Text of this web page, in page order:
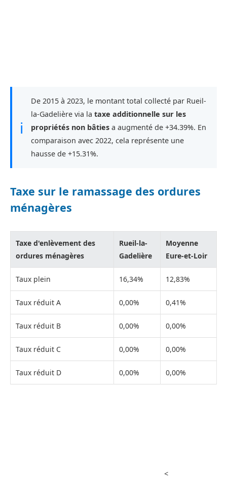
ℹ
De 2015 à 2023, le montant total collecté par Rueil-
la-Gadelière via la taxe additionnelle sur les
propriétés non bâties a augmenté de +34.39%. En
comparaison avec 2022, cela représente une
hausse de +15.31%.
Taxe sur le ramassage des ordures
ménagères
Taxe d'enlèvement des
ordures ménagères
Rueil-la-
Gadelière
Moyenne
Eure-et-Loir
Taux plein 16,34% 12,83%
Taux réduit A 0,00% 0,41%
Taux réduit B 0,00% 0,00%
Taux réduit C 0,00% 0,00%
Taux réduit D 0,00% 0,00%
<